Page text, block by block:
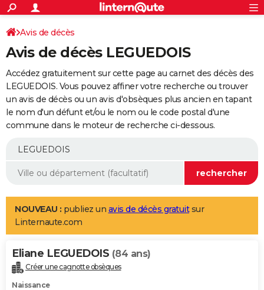
ACTUALITÉS
Politique
Société
Faits Divers
Education
Monde
Villes
+
SPORT
Coupe du monde 2026
Football
Tennis
Cyclisme
Rugby
Forum
Programme TV
TNTStreaming
Cinéma
Sorties cinéma
Musique
+FINANCE
Impôts
Immobilier
Risques naturels par ville
Banque
Assurance
Crédit
AUTO
Essais
Réserver un essai
Citadines
Berlines
SUV
Forum auto
+
Mobiles
Meilleur smartphone
Internet
Ordinateurs
Jeux vidéo
Guide high-tech
Aménagement intérieur
LIFESTYLE
Art de vivre
Bien-être
Loisirs
Mode
Modes de vie
Alimentation
Guide de la santé
Maladies
Médicaments
Sommeil
VOYAGE
Destinations
City break
Voyage nature
Voyage de noces
Forum
Climat
+PHOTO
Avis de décès
Avis de décès LEGUEDOIS
Accédez gratuitement sur cette page au carnet des décès des
LEGUEDOIS. Vous pouvez affiner votre recherche ou trouver
un avis de décès ou un avis d'obsèques plus ancien en tapant
le nom d'un défunt et/ou le nom ou le code postal d'une
commune dans le moteur de recherche ci-dessous.
NOUVEAU : publiez un avis de décès gratuitsur
Linternaute.com
Eliane LEGUEDOIS (84 ans)
Créer une cagnotte obsèques
Naissance